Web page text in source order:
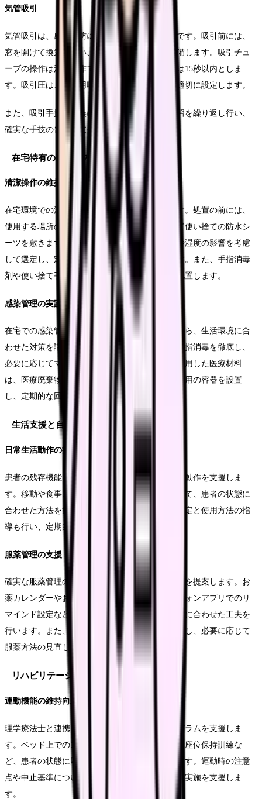
気管吸引
気管吸引は、感染予防に特に注意が必要な処置です。吸引前には、
窓を開けて換気を行い、必要な物品を清潔に準備します。吸引チュ
ーブの操作は清潔操作で行い、一回の吸引時間は15秒以内としま
す。吸引圧は、在宅用吸引器の特性を考慮して適切に設定します。
また、吸引手技を家族に指導する際は、実技演習を繰り返し行い、
確実な手技の習得を支援します。
在宅特有の環境での工夫
清潔操作の維持
在宅環境での清潔操作は、環境整備から始めます。処置の前には、
使用する場所の清掃と消毒を行い、必要に応じて使い捨ての防水シ
ーツを敷きます。清潔物品の保管場所は、温度や湿度の影響を考慮
して選定し、定期的な在庫確認と補充を行います。また、手指消毒
剤や使い捨て手袋は、すぐに使用できる位置に配置します。
感染管理の実践
在宅での感染管理は、標準予防策を基本としながら、生活環境に合
わせた対策を講じます。訪問時には、玄関での手指消毒を徹底し、
必要に応じてマスクやエプロンを着用します。使用した医療材料
は、医療廃棄物として適切に処理できるよう、専用の容器を設置
し、定期的な回収を手配します。
生活支援と自立促進
日常生活動作の援助
患者の残存機能を活かしながら、安全な日常生活動作を支援しま
す。移動や食事、排泄などの基本的な動作について、患者の状態に
合わせた方法を提案します。必要な福祉用具の選定と使用方法の指
導も行い、定期的に適合性を評価します。
服薬管理の支援
確実な服薬管理のため、個々の患者に適した方法を提案します。お
薬カレンダーやお薬ボックスの活用、スマートフォンアプリでのリ
マインド設定など、患者の認知機能や生活リズムに合わせた工夫を
行います。また、飲み忘れや誤薬のリスクを評価し、必要に応じて
服薬方法の見直しを行います。
リハビリテーション支援
運動機能の維持向上
理学療法士と連携しながら、日常的な運動プログラムを支援しま
す。ベッド上でのストレッチや関節可動域訓練、座位保持訓練な
ど、患者の状態に応じた運動メニューを提案します。運動時の注意
点や中止基準についても具体的に説明し、安全な実施を支援しま
す。